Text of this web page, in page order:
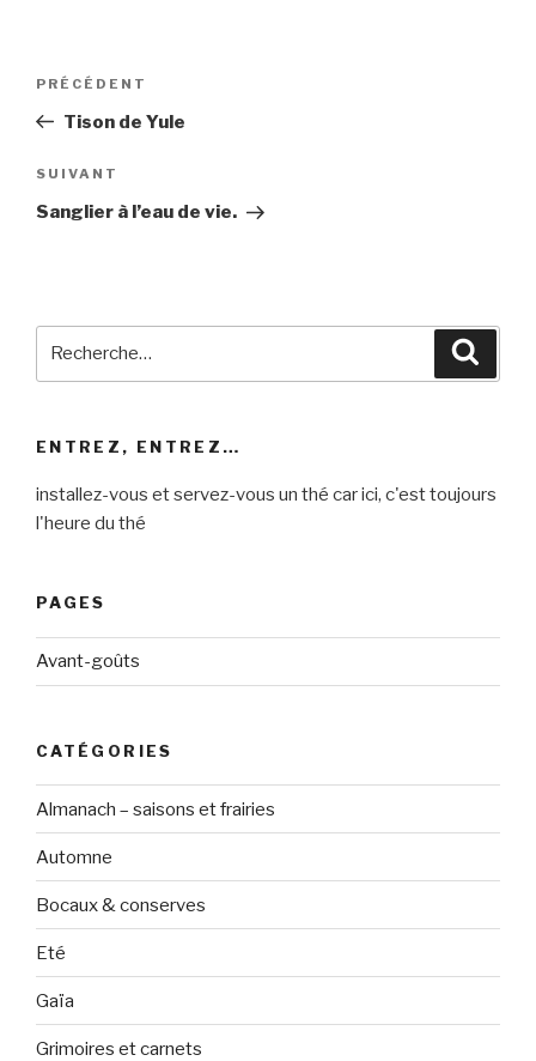
Navigation
l’article
Article
précédent
PRÉCÉDENT
Tison de Yule
Article
suivant
SUIVANT
Sanglier à l’eau de vie.
ENTREZ, ENTREZ…
installez-vous et servez-vous un thé car ici, c'est toujours
l'heure du thé
PAGES
Avant-goûts
CATÉGORIES
Almanach – saisons et frairies
Automne
Bocaux & conserves
Eté
Gaïa
Grimoires et carnets